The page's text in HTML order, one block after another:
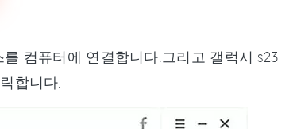
컴퓨터에 연결합니다.그리고 갤럭시 s23
합니다.